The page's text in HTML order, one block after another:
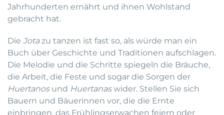
Jahrhunderten ernährt und ihnen Wohlstand
gebracht hat.
Die Jotazu tanzen ist fast so, als würde man ein
Buch über Geschichte und Traditionen aufschlagen.
Die Melodie und die Schritte spiegeln die Bräuche,
die Arbeit, die Feste und sogar die Sorgen der
Huertanosund Huertanaswider. Stellen Sie sich
Bauern und Bäuerinnen vor, die die Ernte
einbringen, das Frühlingserwachen feiern oder